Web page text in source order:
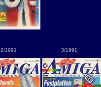
2/1991 3/1991